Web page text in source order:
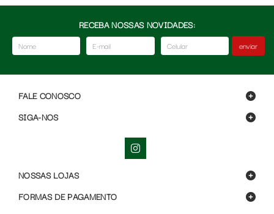
RECEBA NOSSAS NOVIDADES:
enviar
FALE CONOSCO
SIGA-NOS
NOSSAS LOJAS
FORMAS DE PAGAMENTO